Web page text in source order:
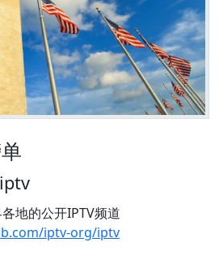
地的公开IPTV频道
iptv-org/iptv